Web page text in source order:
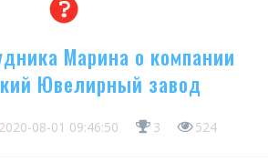
Марина о компании
Ювелирный завод
2020-08-01 09:46:50 3 524